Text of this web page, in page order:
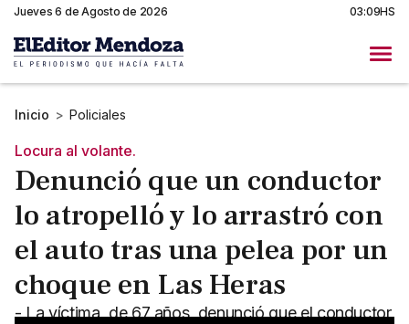
Jueves 6 de Agosto de 2026 03:09HS
Inicio > Policiales
Locura al volante.
Denunció que un conductor
lo atropelló y lo arrastró con
el auto tras una pelea por un
choque en Las Heras
- La víctima, de 67 años, denunció que el conductor